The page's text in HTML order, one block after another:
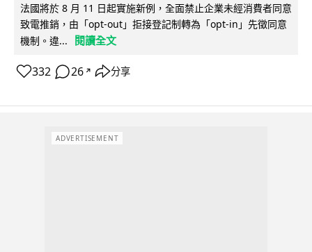
法國將於 8 月 11 日起實施新例，全面禁止企業未經消費者同意
致電推銷，由「opt-out」拒接登記制轉為「opt-in」先徵同意
機制。違...
閱讀全文
332 26 ↗ 分享
ADVERTISEMENT